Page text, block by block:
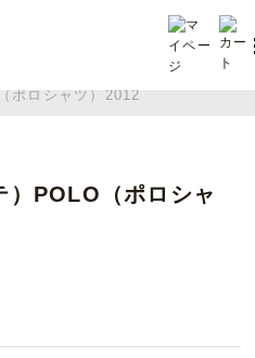
ポロシャツ）2012
POLO（ポロシャ